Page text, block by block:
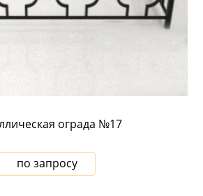
ограда №17
по запросу